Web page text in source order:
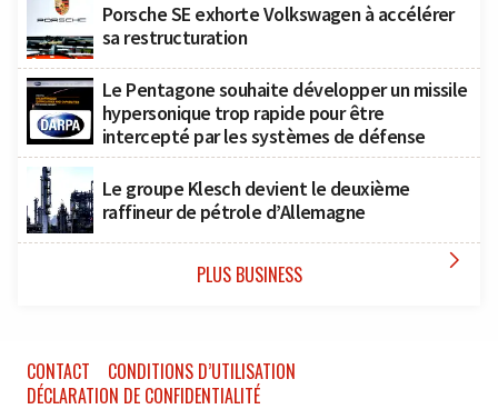
Porsche SE exhorte Volkswagen à accélérer
sa restructuration
Le Pentagone souhaite développer un missile
hypersonique trop rapide pour être
intercepté par les systèmes de défense
Le groupe Klesch devient le deuxième
raffineur de pétrole d’Allemagne
PLUS BUSINESS 
CONTACT
CONDITIONS D’UTILISATION
DÉCLARATION DE CONFIDENTIALITÉ